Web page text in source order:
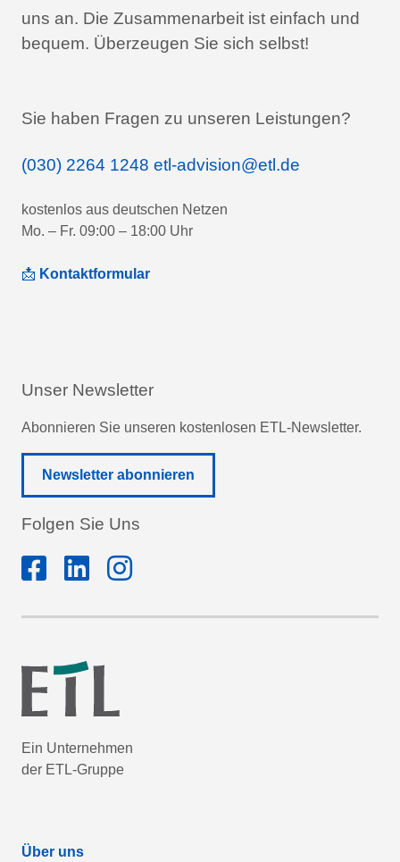
uns an. Die Zusammenarbeit ist einfach und
bequem. Überzeugen Sie sich selbst!
Sie haben Fragen zu unseren Leistungen?
(030) 2264 1248 etl-advision@etl.de
kostenlos aus deutschen Netzen
Mo. – Fr. 09:00 – 18:00 Uhr
📩 Kontaktformular
Unser Newsletter
Abonnieren Sie unseren kostenlosen ETL-Newsletter.
Newsletter abonnieren
Folgen Sie Uns
Ein Unternehmen
der ETL-Gruppe
Über uns